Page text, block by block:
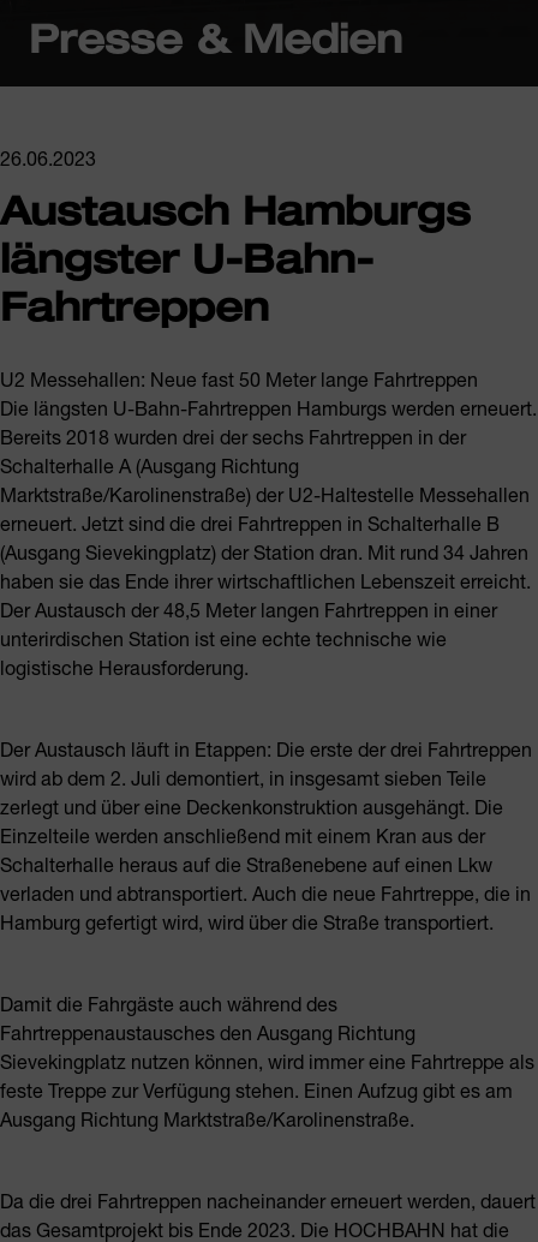
Presse & Medien
26.06.2023
Austausch Hamburgs
längster U-Bahn-
Fahrtreppen
U2 Messehallen: Neue fast 50 Meter lange Fahrtreppen
Die längsten U-Bahn-Fahrtreppen Hamburgs werden erneuert.
Bereits 2018 wurden drei der sechs Fahrtreppen in der
Schalterhalle A (Ausgang Richtung
Marktstraße/Karolinenstraße) der U2-Haltestelle Messehallen
erneuert. Jetzt sind die drei Fahrtreppen in Schalterhalle B
(Ausgang Sievekingplatz) der Station dran. Mit rund 34 Jahren
haben sie das Ende ihrer wirtschaftlichen Lebenszeit erreicht.
Der Austausch der 48,5 Meter langen Fahrtreppen in einer
unterirdischen Station ist eine echte technische wie
logistische Herausforderung.
Der Austausch läuft in Etappen: Die erste der drei Fahrtreppen
wird ab dem 2. Juli demontiert, in insgesamt sieben Teile
zerlegt und über eine Deckenkonstruktion ausgehängt. Die
Einzelteile werden anschließend mit einem Kran aus der
Schalterhalle heraus auf die Straßenebene auf einen Lkw
verladen und abtransportiert. Auch die neue Fahrtreppe, die in
Hamburg gefertigt wird, wird über die Straße transportiert.
Damit die Fahrgäste auch während des
Fahrtreppenaustausches den Ausgang Richtung
Sievekingplatz nutzen können, wird immer eine Fahrtreppe als
feste Treppe zur Verfügung stehen. Einen Aufzug gibt es am
Ausgang Richtung Marktstraße/Karolinenstraße.
Da die drei Fahrtreppen nacheinander erneuert werden, dauert
das Gesamtprojekt bis Ende 2023. Die HOCHBAHN hat die